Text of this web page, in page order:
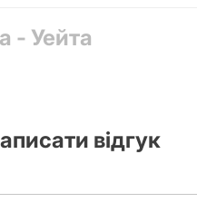
- Уейта
відгук